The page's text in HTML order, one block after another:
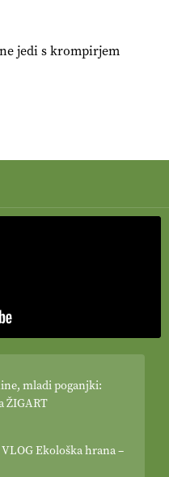
#CAP
Resnica ali le dobra
jedi s krompirjem
mladi poganjki:
ŽIGART
Ekološka hrana –